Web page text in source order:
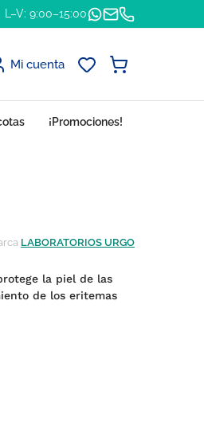
L–V: 9:00–15:00
Mi cuenta
¡Promociones!
LABORATORIOS URGO
la piel de las
de los eritemas